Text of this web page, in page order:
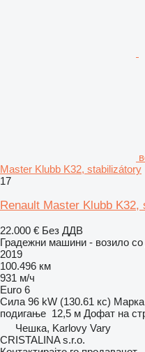
Master Klubb K32, stabilizátory
17
Renault Master Klubb K32,
22.000 € Без ДДВ
Градежни машини - возило со
2019
100.496 км
931 м/ч
Euro 6
Сила 96 kW (130.61 кс)
подигање 12,5 м Дофат на
Чешка, Karlovy Vary
CRISTALINA s.r.o.